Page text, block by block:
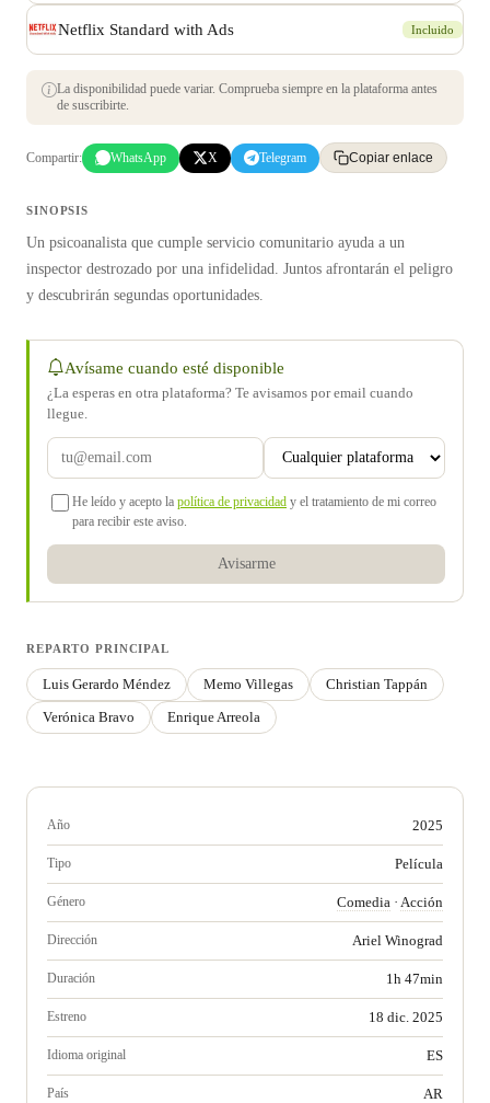
Netflix Standard with Ads Incluido
La disponibilidad puede variar. Comprueba siempre en la plataforma antes
de suscribirte.
Compartir: WhatsApp X Telegram Copiar enlace
SINOPSIS
Un psicoanalista que cumple servicio comunitario ayuda a un
inspector destrozado por una infidelidad. Juntos afrontarán el peligro
y descubrirán segundas oportunidades.
Avísame cuando esté disponible
¿La esperas en otra plataforma? Te avisamos por email cuando
llegue.
He leído y acepto la política de privacidad y el tratamiento de mi correo
para recibir este aviso.
Avisarme
REPARTO PRINCIPAL
Luis Gerardo Méndez Memo Villegas
Christian Tappán
Verónica Bravo
Enrique Arreola
Año 2025
Tipo Película
Género Comedia · Acción
Dirección Ariel Winograd
Duración 1h 47min
Estreno 18 dic. 2025
Idioma original ES
País AR